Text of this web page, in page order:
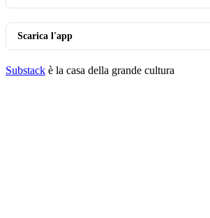
Scarica l'app
Substack è la casa della grande cultura